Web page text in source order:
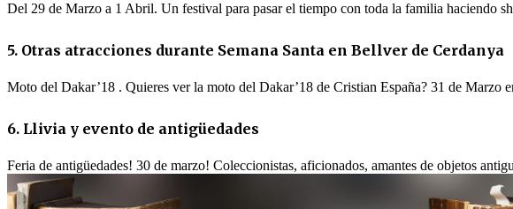
Del 29 de Marzo a 1 Abril. Un festival para pasar el tiempo con toda la familia haciendo
5. Otras atracciones durante Semana Santa en Bellver de Cerdanya
Moto del Dakar’18 . Quieres ver la moto del Dakar’18 de Cristian España? 31 de Marzo
6. Llivia y evento de antigüedades
Feria de antigüedades! 30 de marzo! Coleccionistas, aficionados, amantes de objetos